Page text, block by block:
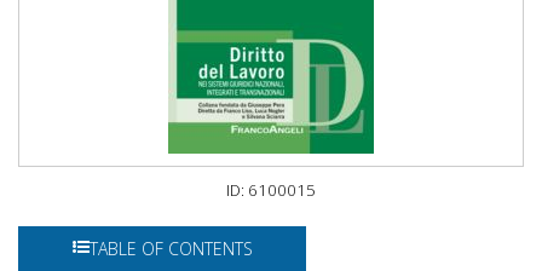
ID: 6100015
TABLE OF CONTENTS